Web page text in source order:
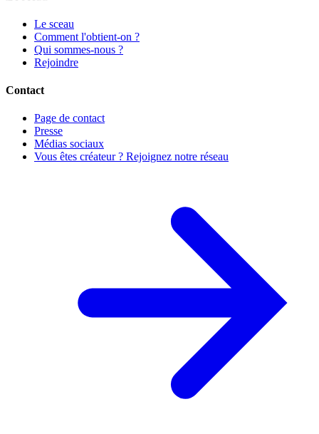
Le sceau
Comment l'obtient-on ?
Qui sommes-nous ?
Rejoindre
Contact
Page de contact
Presse
Médias sociaux
Vous êtes créateur ? Rejoignez notre réseau